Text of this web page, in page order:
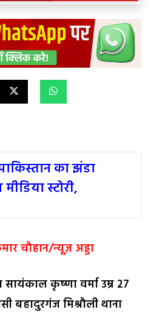
का झंडा
स्टोरी,
चौहान/न्यूज़ अड्डा
कृष्णा वर्मा उम्र 27
बहादुरगंज मिश्रौली थाना